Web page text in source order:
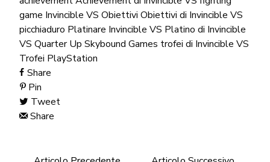
game Invincible VS Obiettivi Obiettivi di Invincible VS
picchiaduro Platinare Invincible VS Platino di Invincible
VS Quarter Up Skybound Games trofei di Invincible VS
Trofei PlayStation
Share
Pin
Tweet
Share